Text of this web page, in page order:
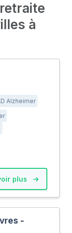
à
Alzheimer
plus
-